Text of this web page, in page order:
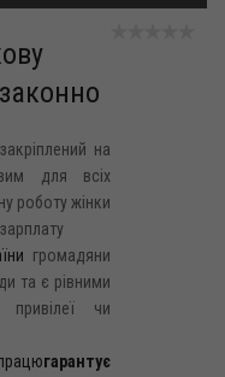
на
для всіх
роботу жінки
громадяни
та є рівними
чи
гарантує